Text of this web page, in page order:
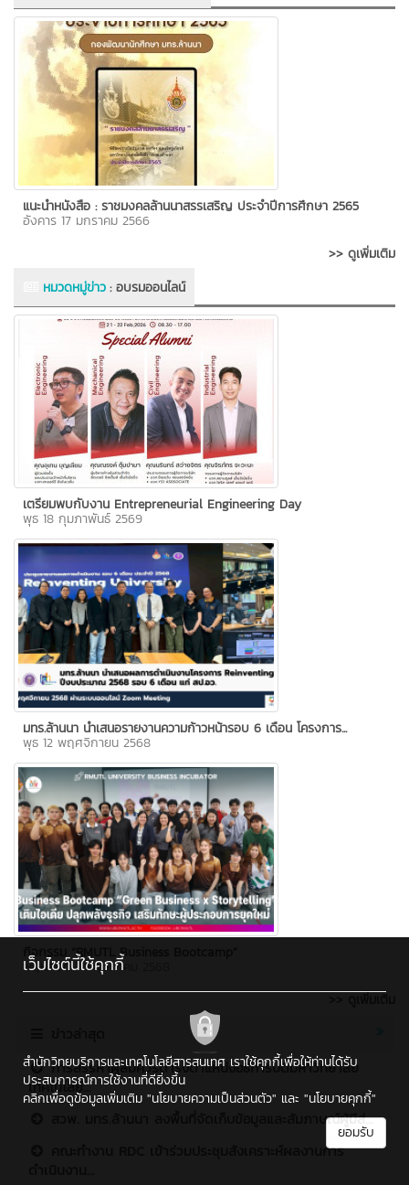
แนะนำหนังสือ : ราชมงคลล้านนาสรรเสริญ ประจำปีการศึกษา 2565
อังคาร 17 มกราคม 2566
>> ดูเพิ่มเติม
หมวดหมู่ข่าว:อบรมออนไลน์
เตรียมพบกับงาน Entrepreneurial Engineering Day
พุธ 18 กุมภาพันธ์ 2569
มทร.ล้านนา นำเสนอรายงานความก้าวหน้ารอบ 6 เดือน โครงการ...
พุธ 12 พฤศจิกายน 2568
กิจกรรม “RMUTL Business Bootcamp”
พฤหัสบดี 1 พฤษภาคม 2568
การสรรหาผู้สมควรดำรงตำแหน่งอธิการบดีมหาวิทยาลัย
เทคโนโลยี...
สวพ. มทร.ล้านนา ลงพื้นที่จัดเก็บข้อมูลและสัมภาษณ์ผู้มีส่...
คณะทำงาน RDC เข้าร่วมประชุมสังเคราะห์ผลงานการ
เว็บไซต์นี้ใช้คุกกี้
สำนักวิทยบริการและเทคโนโลยีสารสนเทศ เราใช้คุกกี้เพื่อให้ท่านได้รับ
ประสบการณ์การใช้งานที่ดียิ่งขึ้น
คลิกเพื่อดูข้อมูลเพิ่มเติม "นโยบายความเป็นส่วนตัว" และ "นโยบายคุกกี้"
ยอมรับ